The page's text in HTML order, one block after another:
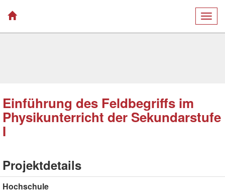
Einführung des Feldbegriffs im
Physikunterricht der Sekundarstufe
I
Projektdetails
Hochschule